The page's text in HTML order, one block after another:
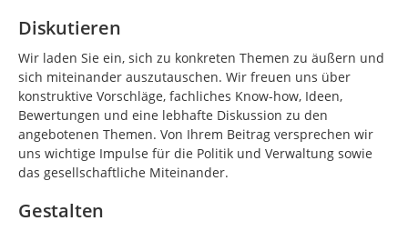
Diskutieren
Wir laden Sie ein, sich zu konkreten Themen zu äußern und
sich miteinander auszutauschen. Wir freuen uns über
konstruktive Vorschläge, fachliches Know-how, Ideen,
Bewertungen und eine lebhafte Diskussion zu den
angebotenen Themen. Von Ihrem Beitrag versprechen wir
uns wichtige Impulse für die Politik und Verwaltung sowie
das gesellschaftliche Miteinander.
Gestalten